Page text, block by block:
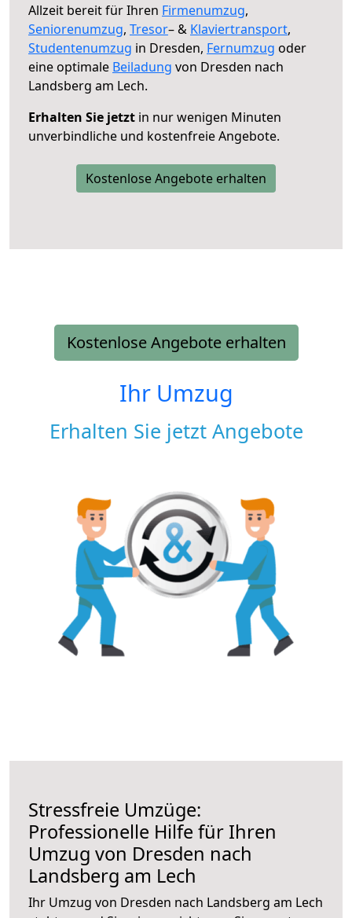
Allzeit bereit für Ihren Firmenumzug,
Seniorenumzug, Tresor– & Klaviertransport,
Studentenumzug in Dresden, Fernumzug oder
eine optimale Beiladung von Dresden nach
Landsberg am Lech.
Erhalten Sie jetzt in nur wenigen Minuten
unverbindliche und kostenfreie Angebote.
Kostenlose Angebote erhalten
Kostenlose Angebote erhalten
Ihr Umzug
Erhalten Sie jetzt Angebote
Stressfreie Umzüge:
Professionelle Hilfe für Ihren
Umzug von Dresden nach
Landsberg am Lech
Ihr Umzug von Dresden nach Landsberg am Lech